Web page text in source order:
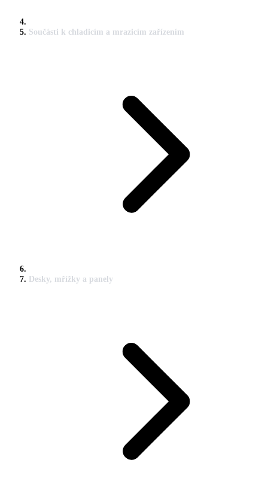
Součásti k chladicím a mrazicím zařízením
Desky, mřížky a panely